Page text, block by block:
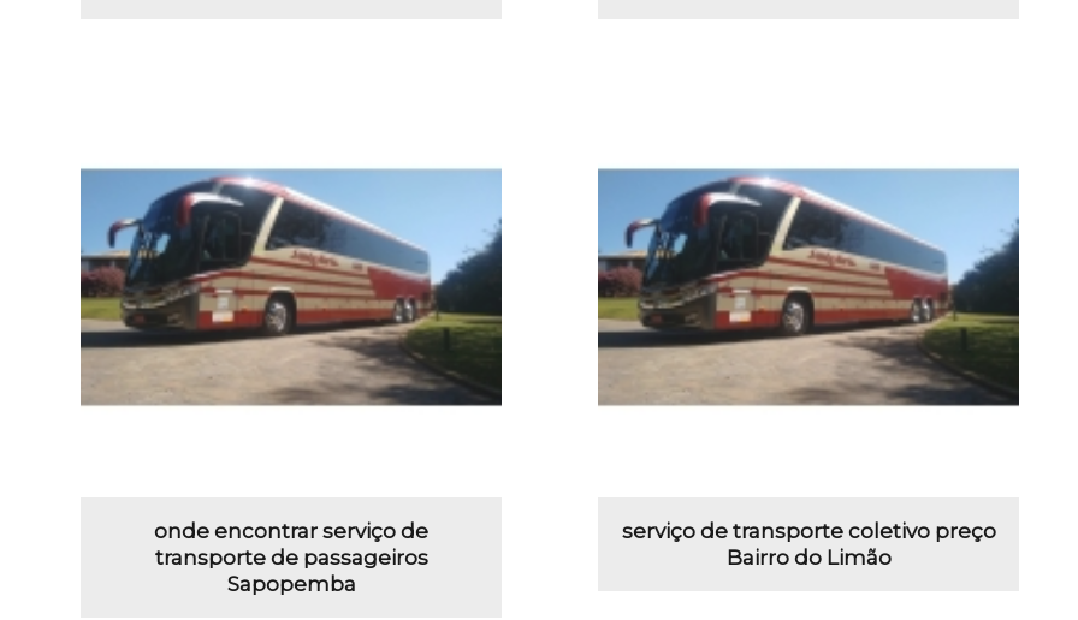
onde encontrar serviço de
transporte de passageiros
Sapopemba
serviço de transporte coletivo preço
Bairro do Limão